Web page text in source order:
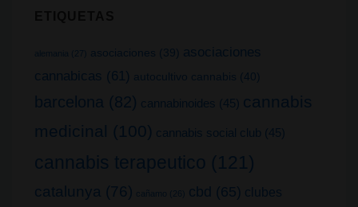
alemania (27) asociaciones (39)
asociaciones
cannabicas (61) autocultivo cannabis (40)
barcelona (82) cannabinoides (45) cannabis
medicinal (100) cannabis social club (45)
cannabis terapeutico (121)
catalunya (76) cañamo (26) cbd (65) clubes